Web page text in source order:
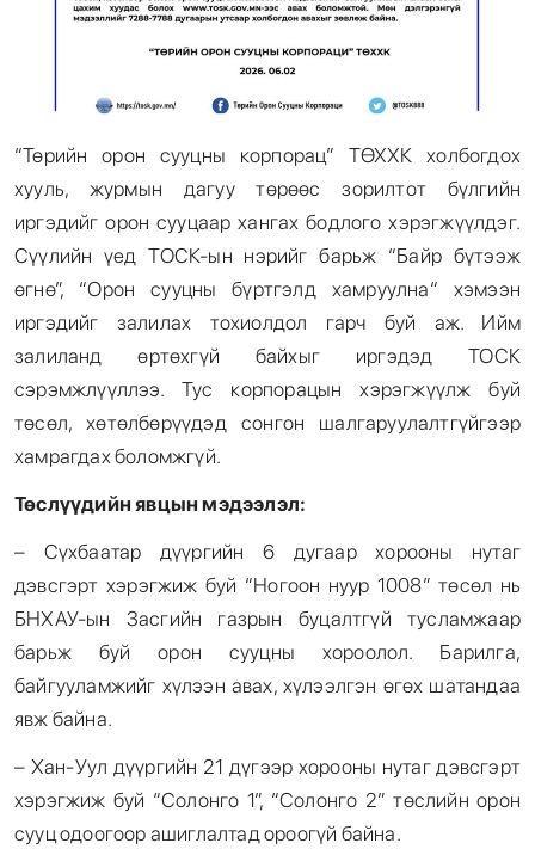
“Төрийн орон сууцны корпорац” ТӨХХК холбогдох
хууль, журмын дагуу төрөөс зорилтот бүлгийн
иргэдийг орон сууцаар хангах бодлого хэрэгжүүлдэг.
Сүүлийн үед ТОСК-ын нэрийг барьж “Байр бүтээж
өгнө”, “Орон сууцны бүртгэлд хамруулна“ хэмээн
иргэдийг залилах тохиолдол гарч буй аж. Ийм
залиланд өртөхгүй байхыг иргэдэд ТОСК
сэрэмжлүүллээ. Тус корпорацын хэрэгжүүлж буй
төсөл, хөтөлбөрүүдэд сонгон шалгаруулалтгүйгээр
хамрагдах боломжгүй.
Төслүүдийн явцын мэдээлэл:
– Сүхбаатар дүүргийн 6 дугаар хорооны нутаг
дэвсгэрт хэрэгжиж буй “Ногоон нуур 1008” төсөл нь
БНХАУ-ын Засгийн газрын буцалтгүй тусламжаар
барьж буй орон сууцны хороолол. Барилга,
байгууламжийг хүлээн авах, хүлээлгэн өгөх шатандаа
явж байна.
– Хан-Уул дүүргийн 21 дүгээр хорооны нутаг дэвсгэрт
хэрэгжиж буй “Солонго 1”, “Солонго 2” төслийн орон
сууц одоогоор ашиглалтад ороогүй байна.